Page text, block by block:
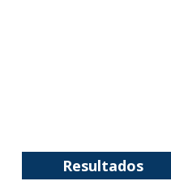
Resultados